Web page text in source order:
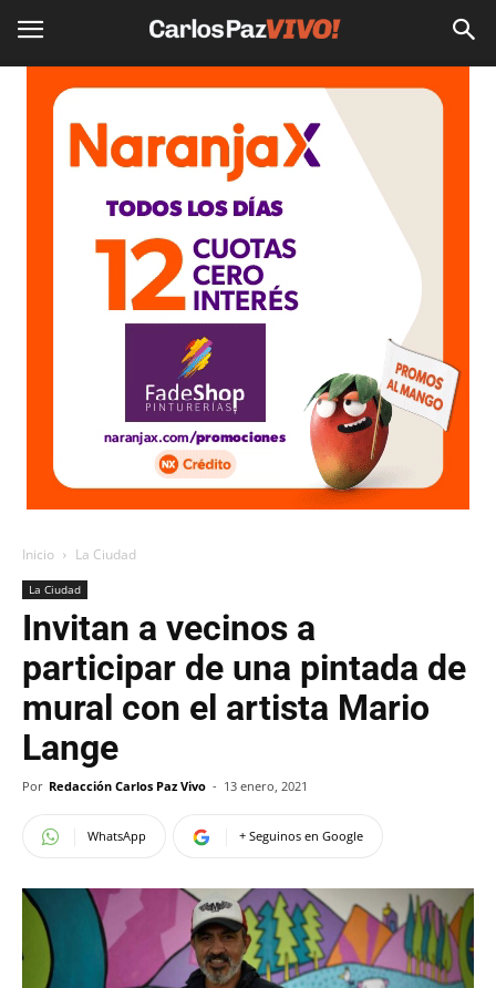
Inicio La Ciudad
La Ciudad
Invitan a vecinos a
participar de una pintada de
mural con el artista Mario
Lange
Por Redacción Carlos Paz Vivo - 13 enero, 2021
WhatsApp + Seguinos en Google